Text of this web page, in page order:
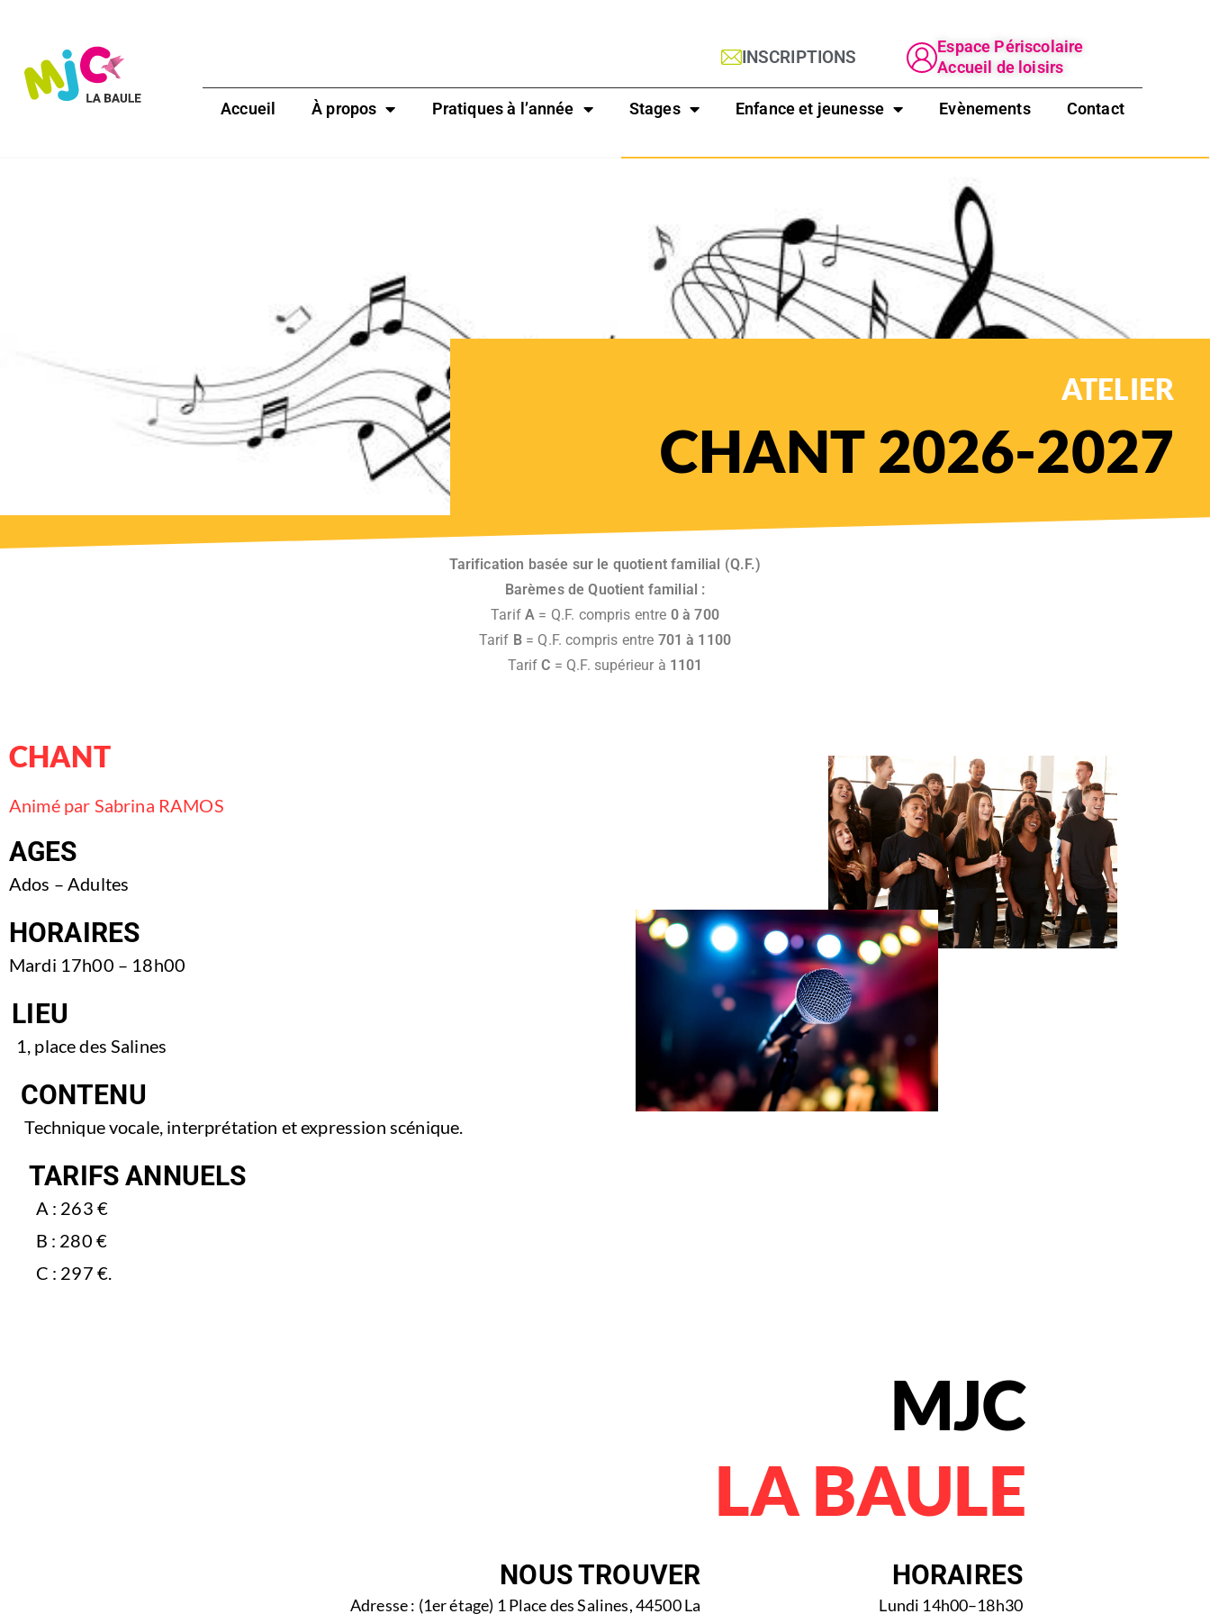
INSCRIPTIONS
Espace Périscolaire
Accueil de loisirs
Accueil À propos Pratiques à l’année Stages Enfance et jeunesse Evènements Contact
Pratiques à l’année
ATELIERS
ATELIER
CHANT 2026-2027
Tarification basée sur le quotient familial (Q.F.)
Barèmes de Quotient familial :
TarifA = Q.F. compris entre 0 à 700
Tarif B = Q.F. compris entre 701 à 1100
TarifC = Q.F. supérieur à 1101
CHANT
Animé par Sabrina RAMOS
AGES
Ados – Adultes
HORAIRES
Mardi 17h00 – 18h00
LIEU
1, place des Salines
CONTENU
Technique vocale, interprétation et expression scénique.
TARIFS ANNUELS
A : 263 €
B : 280 €
C : 297 €.
MJC
LA BAULE
NOUS TROUVER
Adresse : (1er étage) 1 Place des Salines, 44500 La
HORAIRES
Lundi 14h00–18h30